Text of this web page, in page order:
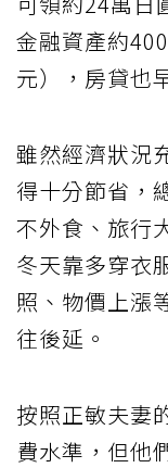
金融資產約
元），房貸也
雖然經濟狀況
得十分節省，
不外食、旅行
冬天靠多穿衣
照、物價上漲
往後延。
按照正敏夫妻
費水準，但他